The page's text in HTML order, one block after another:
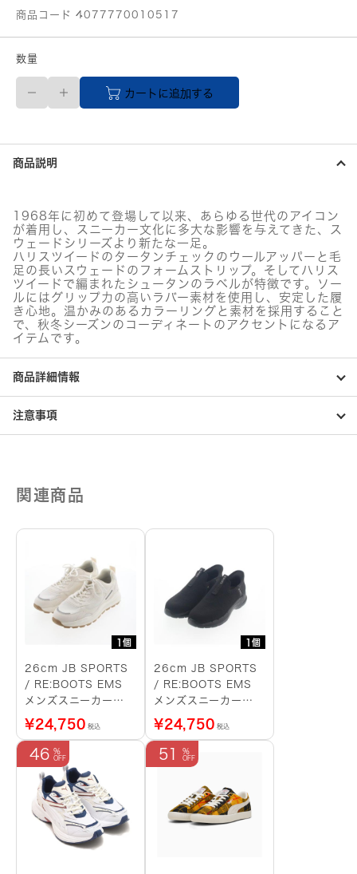
商品コード 4077770010517
数量
26.5cm
PUMA
メ
ズ
ス
ウ
ド
VTG
HARRIS
TWEED(レ
ッ
ド)
個
カートに追加する
商品説明
1968年に初めて登場して以来、あらゆる世代のアイコン
が着用し、スニーカー文化に多大な影響を与えてきた、ス
ウェードシリーズより新たな一足。
ハリスツイードのタータンチェックのウールアッパーと毛
足の長いスウェードのフォームストリップ。そしてハリス
ツイードで編まれたシュータンのラベルが特徴です。ソー
ルにはグリップ力の高いラバー素材を使用し、安定した履
き心地。温かみのあるカラーリングと素材を採用すること
で、秋冬シーズンのコーディネートのアクセントになるア
イテムです。
商品詳細情報
注意事項
関連商品
1個
26cm JB SPORTS
/ RE:BOOTS EMS
メンズスニーカー
（白）
¥24,750 税込
1個
26cm JB SPORTS
/ RE:BOOTS EMS
メンズスニーカー
（黒）
¥24,750 税込
46 51